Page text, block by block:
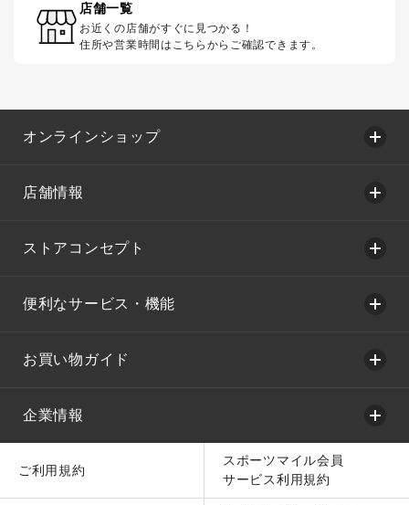
店舗一覧
お近くの店舗がすぐに見つかる！
住所や営業時間はこちらからご確認できます。
オンラインショップ
店舗情報
ストアコンセプト
便利なサービス・機能
お買い物ガイド
企業情報
ご利用規約
スポーツマイル会員
サービス利用規約